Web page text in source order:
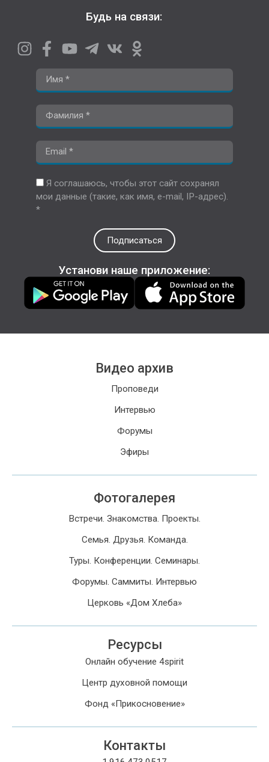
Будь на связи:
Я соглашаюсь, чтобы этот сайт сохранял
мои данные (такие, как имя, e-mail, IP-адрес).
*
Подписаться
Установи наше приложение:
Видео архив
Проповеди
Интервью
Форумы
Эфиры
Фотогалерея
Встречи. Знакомства. Проекты.
Семья. Друзья. Команда.
Туры. Конференции. Семинары.
Форумы. Саммиты. Интервью
Церковь «Дом Хлеба»
Ресурсы
Онлайн обучение 4spirit
Центр духовной помощи
Фонд «Прикосновение»
Контакты